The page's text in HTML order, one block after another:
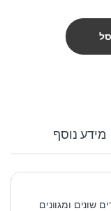
מידע נוסף
שונים ומגוונים